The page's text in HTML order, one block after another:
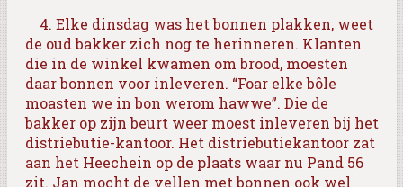
4. Elke dinsdag was het bonnen plakken, weet
de oud bakker zich nog te herinneren. Klanten
die in de winkel kwamen om brood, moesten
daar bonnen voor inleveren. “Foar elke bôle
moasten we in bon werom hawwe”. Die de
bakker op zijn beurt weer moest inleveren bij het
distriebutie-kantoor. Het distriebutiekantoor zat
aan het Heechein op de plaats waar nu Pand 56
zit. Jan mocht de vellen met bonnen ook wel